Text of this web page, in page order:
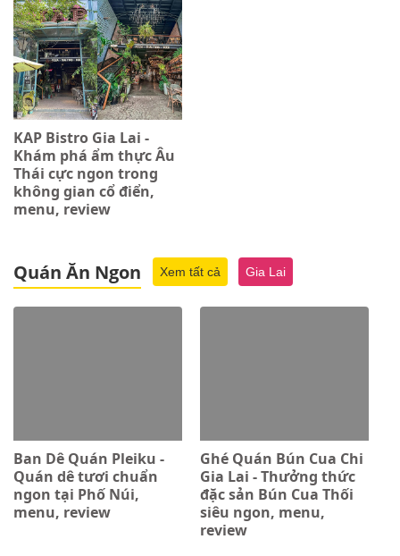
KAP Bistro Gia Lai -
Khám phá ẩm thực Âu
Thái cực ngon trong
không gian cổ điển,
menu, review
Quán Ăn Ngon Xem tất cả Gia Lai
Ban Dê Quán Pleiku -
Quán dê tươi chuẩn
ngon tại Phố Núi,
menu, review
Ghé Quán Bún Cua Chi
Gia Lai - Thưởng thức
đặc sản Bún Cua Thối
siêu ngon, menu,
review